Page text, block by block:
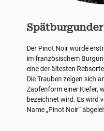
Spätburgunder
Der Pinot Noir wurde
im französischem
eine der ältesten
Die Trauben zeigen sich
Zapfenform einer Kiefer,
bezeichnet wird. Es wird
Name „Pinot Noir“